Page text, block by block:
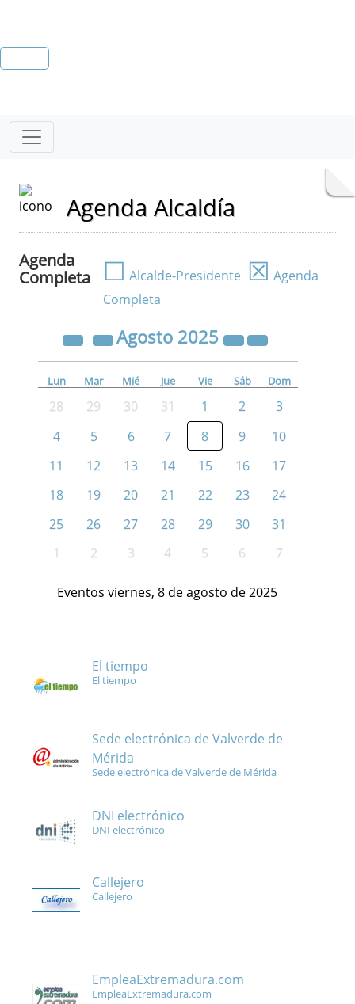
Agenda Alcaldía
Agenda
Completa
☐ Alcalde-Presidente ☒ Agenda
Completa
Agosto 2025
Lun Mar Mié Jue Vie Sáb Dom
28 29 30 31 1 2
3
4
5 6 7 8 9
10
11
12 13 14 15 16
17
18
19 20 21 22 23
24
25
26 27 28 29 30
31
1
2 3 4 5 6 7
Eventos viernes, 8 de agosto de 2025
El tiempo
El tiempo
Sede electrónica de Valverde de
Mérida
Sede electrónica de Valverde de Mérida
DNI electrónico
DNI electrónico
Callejero
Callejero
EmpleaExtremadura.com
EmpleaExtremadura.com